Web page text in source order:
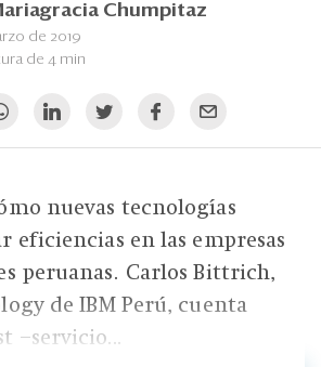
Chumpitaz
de 2019
de 4 min
nuevas tecnologías
eficiencias en las empresas
peruanas. Carlos Bittrich,
de IBM Perú, cuenta
–servicio...